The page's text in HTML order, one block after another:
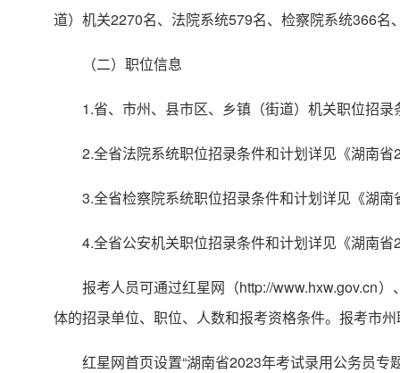
道）机关2270名、法院系统579名、检察院系统366
（二）职位信息
1.省、市州、县市区、乡镇（街道）机关职位招
2.全省法院系统职位招录条件和计划详见《湖南
3.全省检察院系统职位招录条件和计划详见《湖
4.全省公安机关职位招录条件和计划详见《湖南
报考人员可通过红星网（http://www.hxw.gov.cn
体的招录单位、职位、人数和报考资格条件。报考市
红星网首页设置“湖南省2023年考试录用公务员